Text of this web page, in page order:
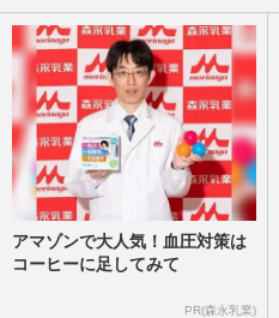
アマゾンで大人気！血圧対策は
コーヒーに足してみて
PR(森永乳業)